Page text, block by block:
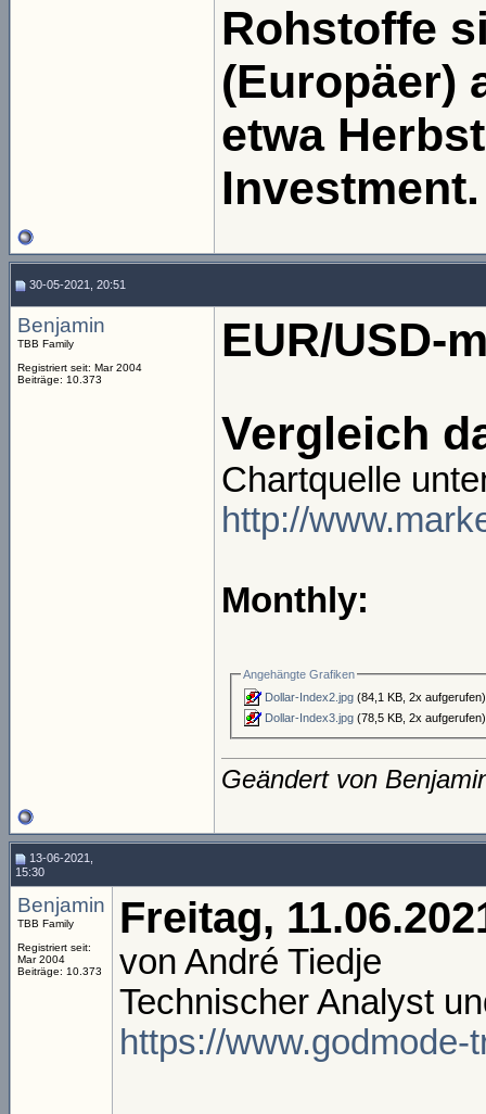
Rohstoffe
(Europäer)
etwa
Investment.
30-05-2021, 20:51
Benjamin
TBB Family
Registriert seit: Mar 2004
Beiträge: 10.373
EUR/USD-
Vergleich
Chartquelle
http://
Monthly:
Angehängte Grafiken
Dollar-Index2.jpg (84,1 KB, 2x aufgerufen)
Dollar-Index3.jpg (78,5 KB, 2x aufgerufen)
Geändert von
13-06-2021,
15:30
Benjamin
TBB Family
Registriert seit:
Mar 2004
Beiträge: 10.373
Freitag,
von André Tiedje
Technischer Analyst
https://